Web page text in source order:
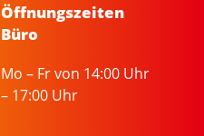
Öffnungszeiten
Büro
Mo – Fr von 14:00 Uhr
– 17:00 Uhr